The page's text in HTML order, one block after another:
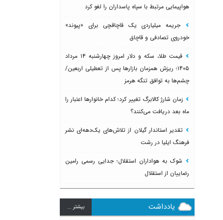
هواپیمایی مرتبط با سپاه پاسداران را لغو کرد
جریمه میلیاردی یک قاچاقچی برای «پیوند»
خودروی تصادفی و قاچاق
قیمت طلا، سکه و دلار امروز چهارشنبه ۱۴ مرداد
۱۴۰۵؛ ریزش همزمان بازارها پس از تعطیلی اربعین/
چشم‌ها به توافق تنگه هرمز
زمان شارژ کالابرگ تغییر کرد؛ کدام خانوارها اعتبار را
ماه بعد دریافت می‌کنند؟
تقدیر استاندار گیلان از تلاش‌های یک‌دهه‌ای نشر
فرهنگ ایلیا در رشت
شوک به هواداران استقلال؛ جدایی رسمی رامین
رضاییان از استقلال
یادداشت بيشتر ...